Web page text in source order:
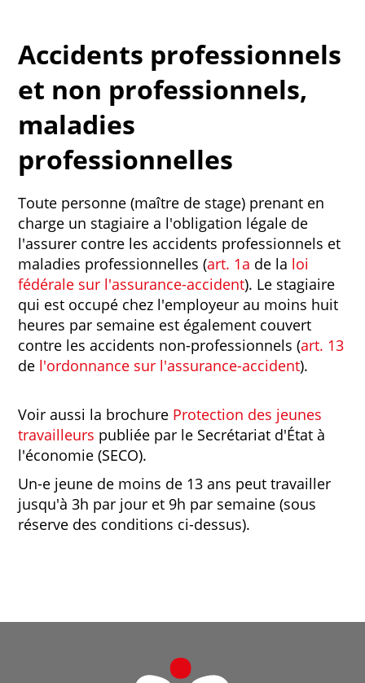
Accidents professionnels
et non professionnels,
maladies
professionnelles
Toute personne (maître de stage) prenant en
charge un stagiaire a l'obligation légale de
l'assurer contre les accidents professionnels et
maladies professionnelles (art. 1a de la loi
fédérale sur l'assurance-accident). Le stagiaire
qui est occupé chez l'employeur au moins huit
heures par semaine est également couvert
contre les accidents non-professionnels (art. 13
de l'ordonnance sur l'assurance-accident).
Voir aussi la brochure Protection des jeunes
travailleurs publiée par le Secrétariat d'État à
l'économie (SECO).
Un-e jeune de moins de 13 ans peut travailler
jusqu'à 3h par jour et 9h par semaine (sous
réserve des conditions ci-dessus).